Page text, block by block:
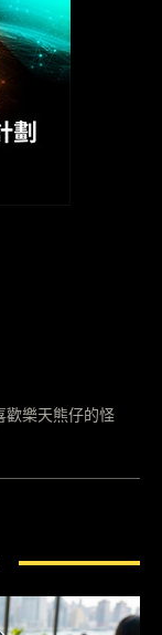
歡樂天熊仔的怪